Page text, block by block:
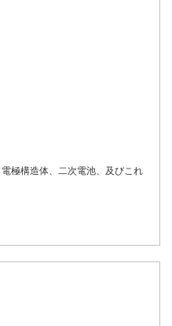
極構造体、二次電池、及びこれ